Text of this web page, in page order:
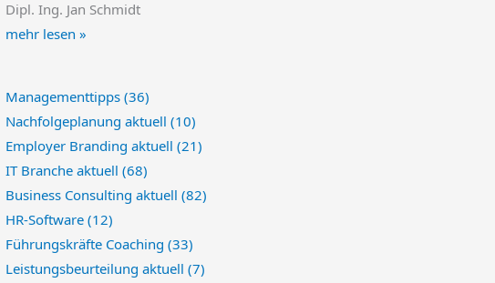
Dipl. Ing. Jan Schmidt
mehr lesen »
Managementtipps (36)
Nachfolgeplanung aktuell (10)
Employer Branding aktuell (21)
IT Branche aktuell (68)
Business Consulting aktuell (82)
HR-Software (12)
Führungskräfte Coaching (33)
Leistungsbeurteilung aktuell (7)